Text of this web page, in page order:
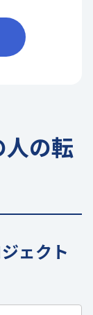
の転
ェクト